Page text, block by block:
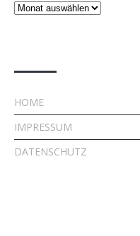
Beiträge
HOME
IMPRESSUM
DATENSCHUTZ